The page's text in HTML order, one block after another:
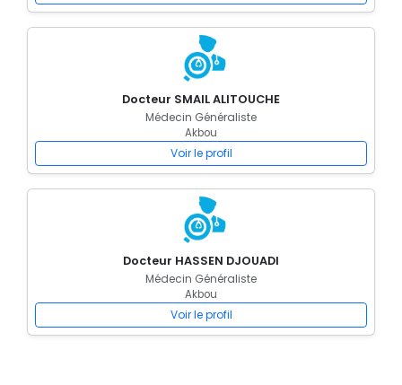
Docteur SMAIL ALITOUCHE
Médecin Généraliste
Akbou
Voir le profil
Docteur HASSEN DJOUADI
Médecin Généraliste
Akbou
Voir le profil